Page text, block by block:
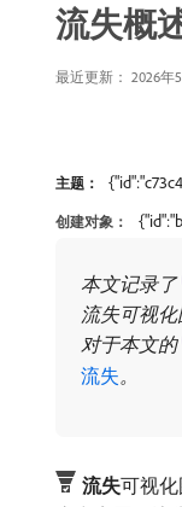
流失概
最近更新： 2026年5
主题：
创建对象：
本文记录了
流失可视化
对于本文的
流失。
流失可视